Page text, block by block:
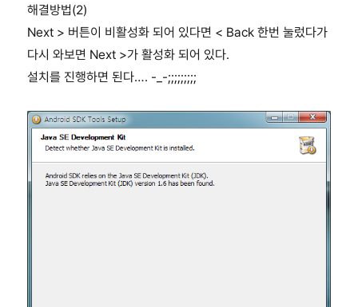
해결방법(2)
Next > 버튼이 비활성화 되어 있다면 < Back 한번 눌렀다가
다시 와보면 Next >가 활성화 되어 있다.
설치를 진행하면 된다…. -_-;;;;;;;;;